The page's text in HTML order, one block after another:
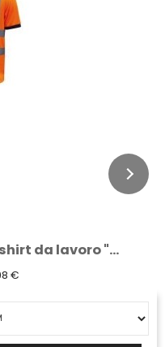
shirt da lavoro "...
€